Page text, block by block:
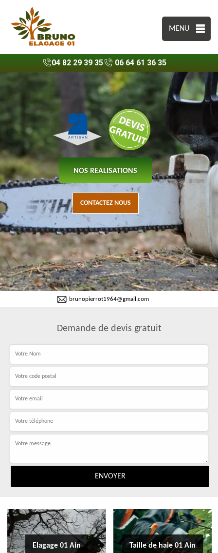
MENU
04 82 29 39 35 06 64 61 36 35
NOS REALISATIONS
CONTACTEZ NOUS
brunopierrot1964@gmail.com
Demande de devis gratuit
Elagage 01 Ain Taille de haie 01 Ain